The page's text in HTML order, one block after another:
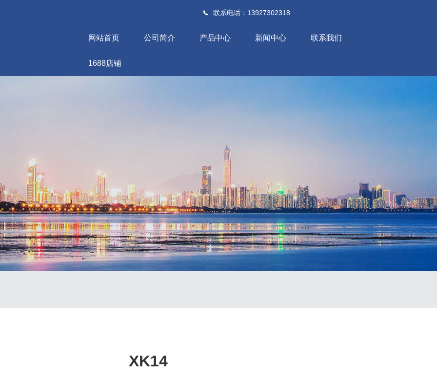
联系电话：13927302318
网站首页 公司简介 产品中心 新闻中心 联系我们
1688店铺
XK14